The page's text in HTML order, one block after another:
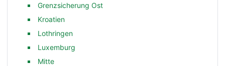
Grenzsicherung Ost
Kroatien
Lothringen
Luxemburg
Mitte